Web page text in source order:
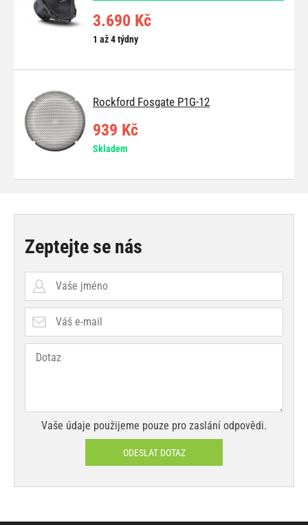
3.690 Kč
1 až 4 týdny
Rockford Fosgate P1G-12
939 Kč
Skladem
Zeptejte se nás
Vaše údaje použijeme pouze pro zaslání odpovědi.
ODESLAT DOTAZ